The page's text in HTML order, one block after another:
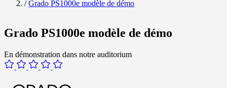
/ Grado PS1000e modèle de démo
Grado PS1000e modèle de démo
En démonstration dans notre auditorium